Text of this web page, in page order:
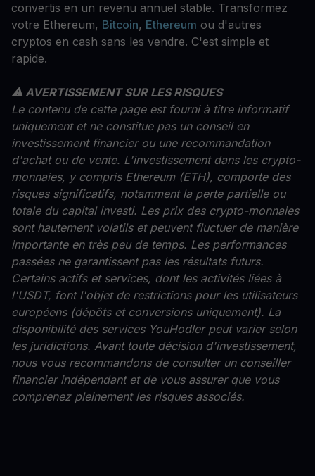
convertis en un revenu annuel stable. Transformez
votre Ethereum, Bitcoin, Ethereum ou d'autres
cryptos en cash sans les vendre. C'est simple et
rapide.
⚠ AVERTISSEMENT SUR LES RISQUES
Le contenu de cette page est fourni à titre informatif
uniquement et ne constitue pas un conseil en
investissement financier ou une recommandation
d'achat ou de vente. L'investissement dans les crypto-
monnaies, y compris Ethereum (ETH), comporte des
risques significatifs, notamment la perte partielle ou
totale du capital investi. Les prix des crypto-monnaies
sont hautement volatils et peuvent fluctuer de manière
importante en très peu de temps. Les performances
passées ne garantissent pas les résultats futurs.
Certains actifs et services, dont les activités liées à
l'USDT, font l'objet de restrictions pour les utilisateurs
européens (dépôts et conversions uniquement). La
disponibilité des services YouHodler peut varier selon
les juridictions. Avant toute décision d'investissement,
nous vous recommandons de consulter un conseiller
financier indépendant et de vous assurer que vous
comprenez pleinement les risques associés.